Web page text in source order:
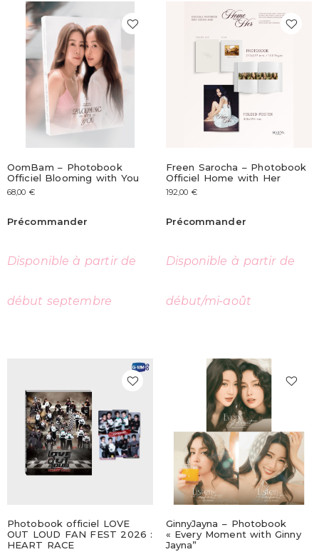
OomBam – Photobook
Officiel Blooming with You
68,00 €
Précommander
Disponible à partir de
début septembre
Freen Sarocha – Photobook
Officiel Home with Her
192,00 €
Précommander
Disponible à partir de
début/mi-août
Photobook officiel LOVE
OUT LOUD FAN FEST 2026 :
HEART RACE
GinnyJayna – Photobook
« Every Moment with Ginny
Jayna”